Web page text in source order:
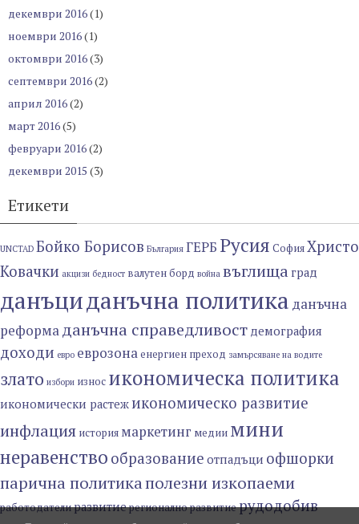
декември 2016(1)
ноември 2016(1)
октомври 2016(3)
септември 2016(2)
април 2016(2)
март 2016(5)
февруари 2016(2)
декември 2015 (3)
Етикети
UNCTAD Бойко Борисов България ГЕРБ Русия СофияХристо
Ковачки акцизи бедност валутен борд война въглищаград
данъциданъчна политика данъчна
реформаданъчна справедливост демография
доходи евро еврозонаенергиен преход замърсяване на водите
злато избори износ икономическа политика
икономически растежикономическо развитие
инфлация история маркетинг медии мини
неравенство образование отпадъци офшорки
парична политикаполезни изкопаеми
работодателиразвитиерегионално развитиерудодобив